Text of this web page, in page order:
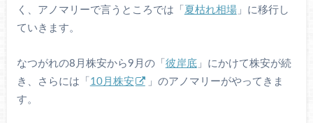
く、アノマリーで言うところでは「 夏枯れ相場」に移行し
ていきます。
なつがれの8月株安から9月の「 彼岸底」にかけて株安が続
き、さらには「 10月株安
」のアノマリーがやってきま
す。